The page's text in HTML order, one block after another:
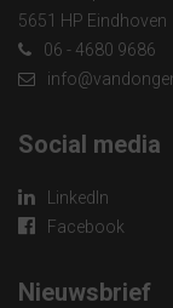
5651 HP Eindhoven
06 - 4680 9686
Social media
LinkedIn
Facebook
Nieuwsbrief